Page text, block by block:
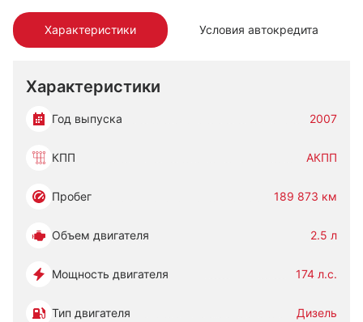
Характеристики Условия автокредита
Характеристики
Год выпуска 2007
КПП АКПП
Пробег 189 873 км
Объем двигателя 2.5 л
Мощность двигателя 174 л.с.
Тип двигателя Дизель